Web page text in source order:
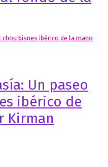
bisnes ibérico de la mano
Un paseo
ibérico de
Kirman